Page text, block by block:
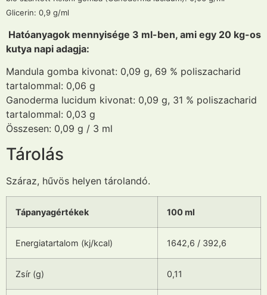
Glicerin: 0,9 g/ml
Hatóanyagok mennyisége 3 ml-ben, ami egy 20 kg-os
kutya napi adagja:
Mandula gomba kivonat: 0,09 g, 69 % poliszacharid
tartalommal: 0,06 g
Ganoderma lucidum kivonat: 0,09 g, 31 % poliszacharid
tartalommal: 0,03 g
Összesen: 0,09 g / 3 ml
Tárolás
Száraz, hűvös helyen tárolandó.
Tápanyagértékek 100 ml
Energiatartalom (kj/kcal) 1642,6 / 392,6
Zsír (g) 0,11